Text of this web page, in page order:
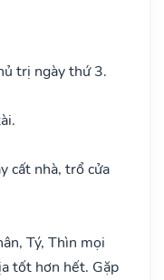
trị ngày thứ 3.
cất nhà, trổ cửa
Tý, Thìn mọi
tốt hơn hết. Gặp